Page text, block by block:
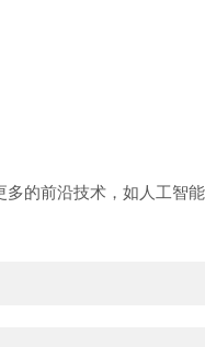
的前沿技术，如人工智